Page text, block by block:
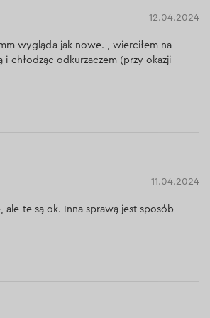
12.04.2024
wygląda jak nowe. , wierciłem na
i chłodząc odkurzaczem (przy okazji
11.04.2024
ale te są ok. Inna sprawą jest sposób